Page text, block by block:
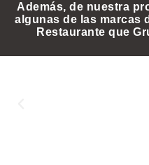
Además, de nuestra
algunas de las marcas
Restaurante que